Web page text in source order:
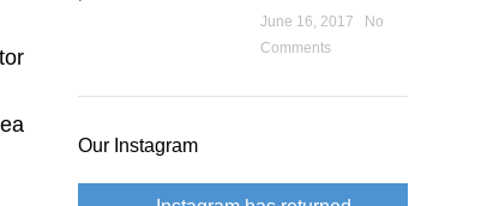
June 16, 2017
No
Comments
Our Instagram